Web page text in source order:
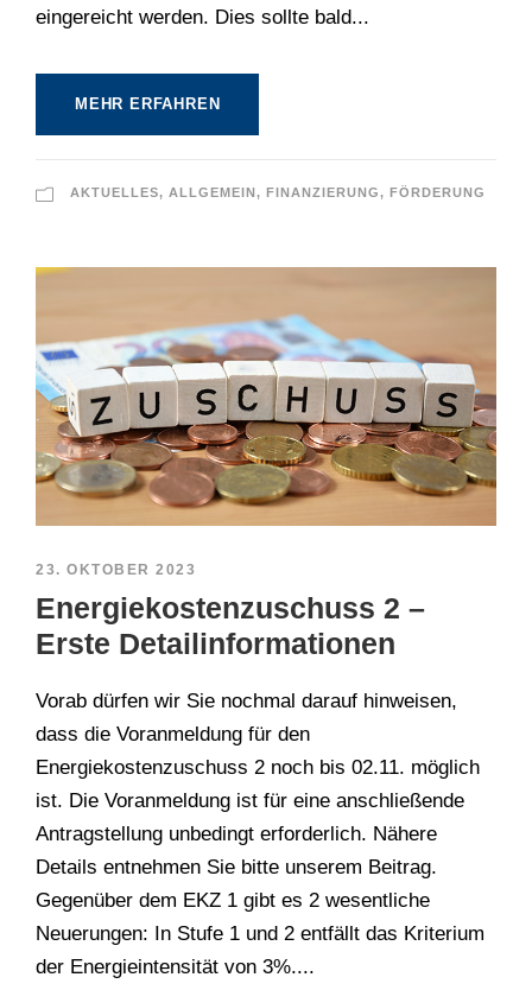
eingereicht werden. Dies sollte bald...
MEHR ERFAHREN
AKTUELLES, ALLGEMEIN, FINANZIERUNG, FÖRDERUNG
23. OKTOBER 2023
Energiekostenzuschuss 2 –
Erste Detailinformationen
Vorab dürfen wir Sie nochmal darauf hinweisen,
dass die Voranmeldung für den
Energiekostenzuschuss 2 noch bis 02.11. möglich
ist. Die Voranmeldung ist für eine anschließende
Antragstellung unbedingt erforderlich. Nähere
Details entnehmen Sie bitte unserem Beitrag.
Gegenüber dem EKZ 1 gibt es 2 wesentliche
Neuerungen: In Stufe 1 und 2 entfällt das Kriterium
der Energieintensität von 3%....